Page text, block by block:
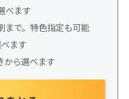
べます
まで。特色指定も可能
ます
から選べます